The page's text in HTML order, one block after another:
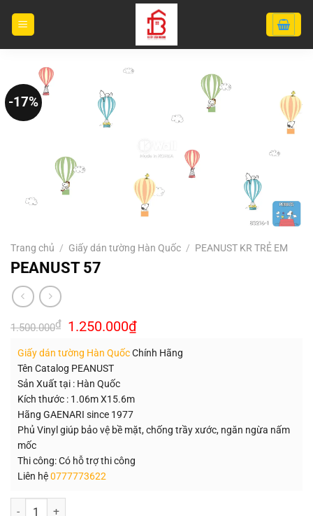
-17%
Trang chủ / Giấy dán tường Hàn Quốc / PEANUST KR TRẺ EM
PEANUST 57
1.500.000₫ Giá
gốc
1.500.000₫.
1.250.000₫Giá
hiện
là:
Giấy dán tường Hàn QuốcChính Hãng
Tên Catalog PEANUST
Sản Xuất tại : Hàn Quốc
Kích thước : 1.06m X15.6m
Hãng GAENARI since 1977
Phủ Vinyl giúp bảo vệ bề mặt, chống trầy xước, ngăn ngừa nấm
mốc
Thi công: Có hỗ trợ thi công
Liên hệ0777773622
Số lượng